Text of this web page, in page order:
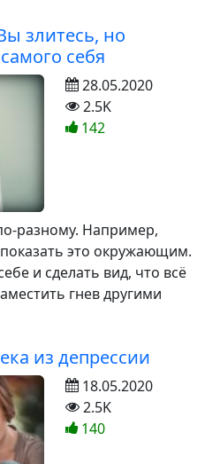
злитесь, но
себя
разному. Например,
это окружающим.
и сделать вид, что всё
гнев другими
28.05.2020
2.5K
142
из депрессии
18.05.2020
2.5K
140